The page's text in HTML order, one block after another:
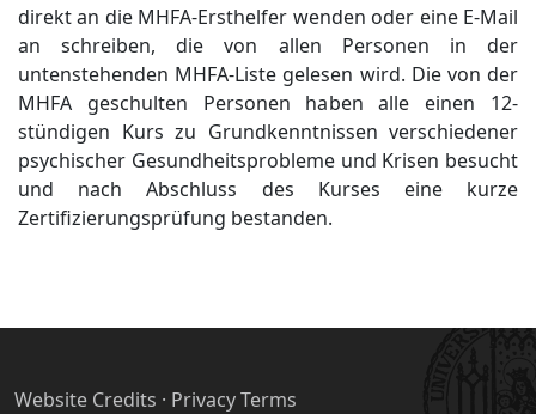
direkt an die MHFA-Ersthelfer wenden oder eine E-Mail
anschreiben, die von allen Personen in der
untenstehenden MHFA-Liste gelesen wird. Die von der
MHFA geschulten Personen haben alle einen 12-
stündigen Kurs zu Grundkenntnissen verschiedener
psychischer Gesundheitsprobleme und Krisen besucht
und nach Abschluss des Kurses eine kurze
Zertifizierungsprüfung bestanden.
Website Credits · Privacy Terms